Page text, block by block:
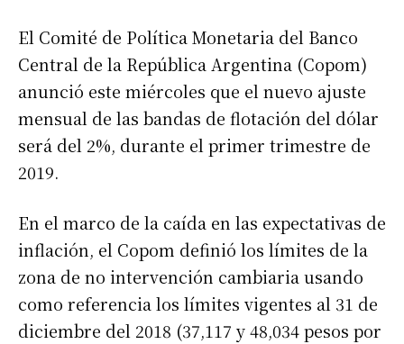
El Comité de Política Monetaria del Banco
Central de la República Argentina (Copom)
anunció este miércoles que el nuevo ajuste
mensual de las bandas de flotación del dólar
será del 2%, durante el primer trimestre de
2019.
En el marco de la caída en las expectativas de
inflación, el Copom definió los límites de la
zona de no intervención cambiaria usando
como referencia los límites vigentes al 31 de
diciembre del 2018 (37,117 y 48,034 pesos por